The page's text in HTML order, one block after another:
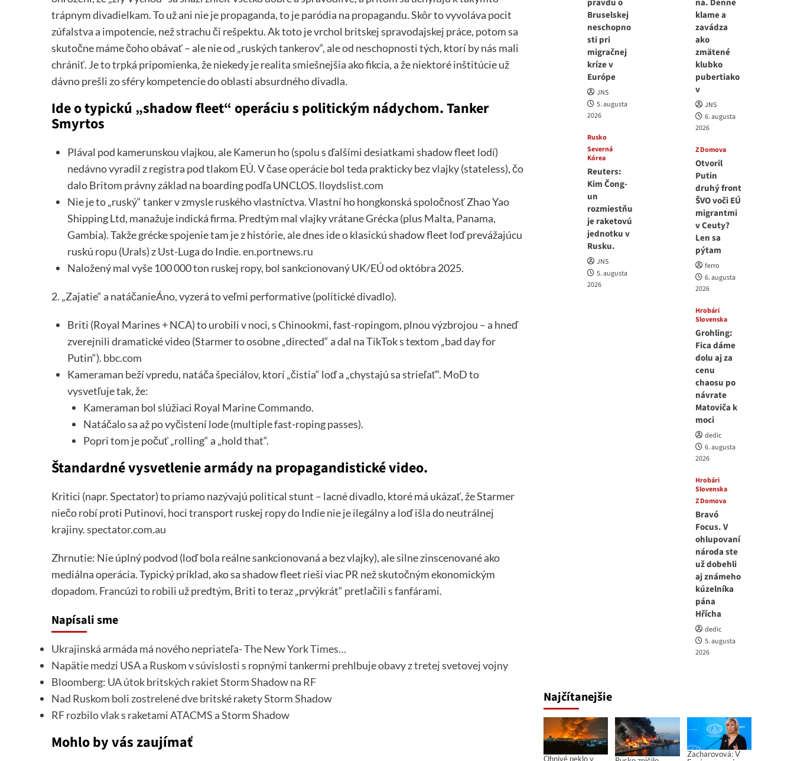
trápnym divadielkam. To už ani nie je propaganda, to je paródia na propagandu. Skôr to vyvoláva pocit
zúfalstva a impotencie, než strachu či rešpektu. Ak toto je vrchol britskej spravodajskej práce, potom sa
skutočne máme čoho obávať – ale nie od „ruských tankerov“, ale od neschopnosti tých, ktorí by nás mali
chrániť. Je to trpká pripomienka, že niekedy je realita smiešnejšia ako fikcia, a že niektoré inštitúcie už
dávno prešli zo sféry kompetencie do oblasti absurdného divadla.
Ide o typickú „shadow fleet“ operáciu s politickým nádychom. Tanker
Smyrtos
Plával pod kamerunskou vlajkou, ale Kamerun ho (spolu s ďalšími desiatkami shadow fleet lodí)
nedávno vyradil z registra pod tlakom EÚ. V čase operácie bol teda prakticky bez vlajky (stateless), čo
dalo Britom právny základ na boarding podľa UNCLOS. lloydslist.com
Nie je to „ruský“ tanker v zmysle ruského vlastníctva. Vlastní ho hongkonská spoločnosť Zhao Yao
Shipping Ltd, manažuje indická firma. Predtým mal vlajky vrátane Grécka (plus Malta, Panama,
Gambia). Takže grécke spojenie tam je z histórie, ale dnes ide o klasickú shadow fleet loď prevážajúcu
ruskú ropu (Urals) z Ust-Luga do Indie.en.portnews.ru
Naložený mal vyše 100 000 ton ruskej ropy, bol sankcionovaný UK/EÚ od októbra 2025.
2. „Zajatie“ a natáčanieÁno, vyzerá to veľmi performative (politické divadlo).
Briti (Royal Marines + NCA) to urobili v noci, s Chinookmi, fast-ropingom, plnou výzbrojou – a hneď
zverejnili dramatické video (Starmer to osobne „directed“ a dal na TikTok s textom „bad day for
Putin“). bbc.com
Kameraman beží vpredu, natáča špeciálov, ktorí „čistia“ loď a „chystajú sa strieľať“. MoD to
vysvetľuje tak, že:
Kameraman bol slúžiaci Royal Marine Commando.
Natáčalo sa až po vyčistení lode (multiple fast-roping passes).
Popri tom je počuť „rolling“ a „hold that“.
Štandardné vysvetlenie armády na propagandistické video.
Kritici (napr. Spectator) to priamo nazývajú political stunt – lacné divadlo, ktoré má ukázať, že Starmer
niečo robí proti Putinovi, hoci transport ruskej ropy do Indie nie je ilegálny a loď išla do neutrálnej
krajiny.spectator.com.au
Zhrnutie: Nie úplný podvod (loď bola reálne sankcionovaná a bez vlajky), ale silne zinscenované ako
mediálna operácia. Typický príklad, ako sa shadow fleet rieši viac PR než skutočným ekonomickým
dopadom. Francúzi to robili už predtým, Briti to teraz „prvýkrát“ pretlačili s fanfárami.
Napísali sme
Ukrajinská armáda má nového nepriateľa- The New York Times…
Napätie medzi USA a Ruskom v súvislosti s ropnými tankermi prehlbuje obavy z tretej svetovej vojny
Bloomberg: UA útok britských rakiet Storm Shadow na RF
Nad Ruskom boli zostrelené dve britské rakety Storm Shadow
RF rozbilo vlak s raketami ATACMS a Storm Shadow
Mohlo by vás zaujímať
pravdu o
Bruselskej
neschopno
sti pri
migračnej
kríze v
Európe
JNS
5. augusta
2026
Rusko
Severná
Kórea
Reuters:
Kim Čong-
un
rozmiestňu
je raketovú
jednotku v
Rusku.
JNS
5. augusta
2026
na. Denne
klame a
zavádza
ako
zmätené
klubko
pubertiako
v
JNS
6. augusta
2026
Z Domova
Otvoril
Putin
druhý front
ŠVO voči EÚ
migrantmi
v Ceuty?
Len sa
pýtam
ferro
6. augusta
2026
Hrobári
Slovenska
Grohling:
Fica dáme
dolu aj za
cenu
chaosu po
návrate
Matoviča k
moci
dedic
6. augusta
2026
Hrobári
Slovenska
Z Domova
Bravó
Focus. V
ohlupovaní
národa ste
už dobehli
aj známeho
kúzelníka
pána
Hřícha
dedic
5. augusta
2026
Najčítanejšie
Ohnivé peklo v
Zacharovová: V